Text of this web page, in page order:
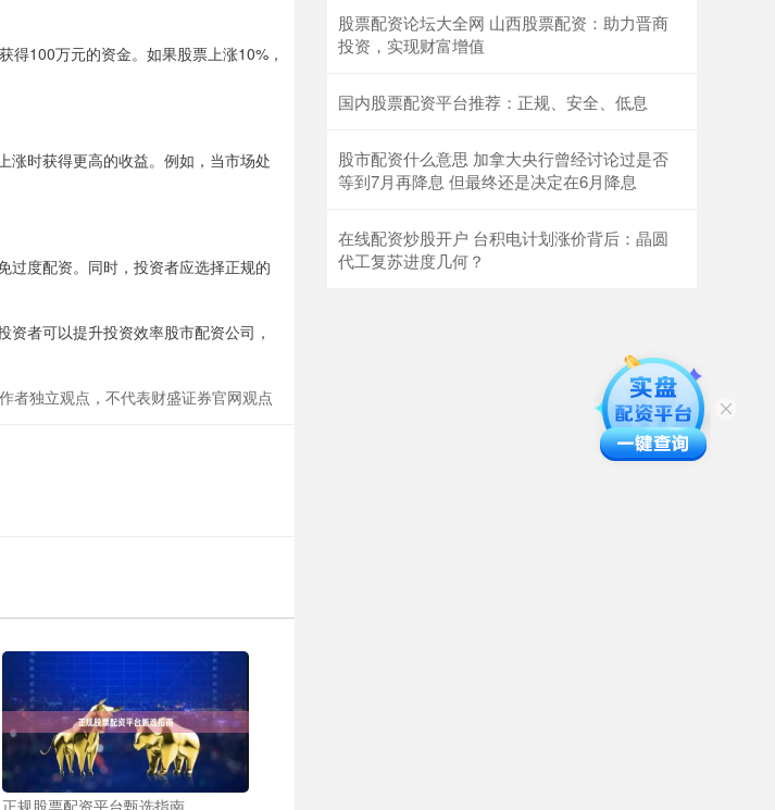
100万元的资金。如果股票上涨10%，
涨时获得更高的收益。例如，当市场处
过度配资。同时，投资者应选择正规的
者可以提升投资效率股市配资公司，
者独立观点，不代表财盛证券官网观点
正规股票配资平台甄选指南
股票配资论坛大全网 山西股票配资：助力晋商
投资，实现财富增值
国内股票配资平台推荐：正规、安全、低息
股市配资什么意思 加拿大央行曾经讨论过是否
等到7月再降息 但最终还是决定在6月降息
在线配资炒股开户 台积电计划涨价背后：晶圆
代工复苏进度几何？